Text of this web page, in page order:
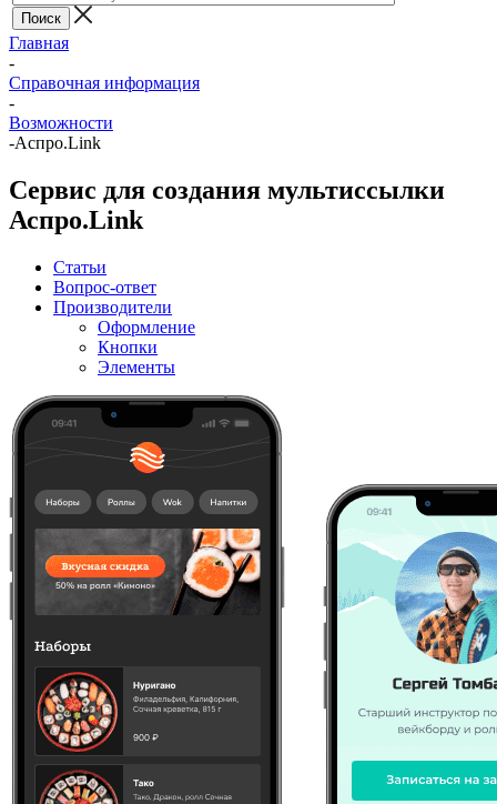
Главная
-
Справочная информация
-
Возможности
-Аспро.Link
Сервис для создания мультиссылки
Аспро.Link
Статьи
Вопрос-ответ
Производители
Оформление
Кнопки
Элементы